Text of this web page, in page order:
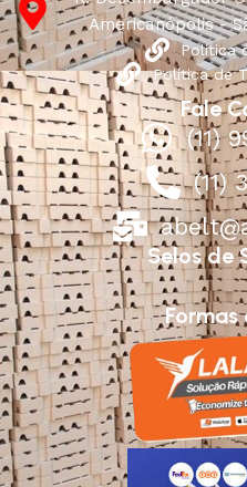
Americanópolis -
Política
Política de
Fale
(11)
(11)
Selos de
Formas